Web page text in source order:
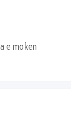
e moḱen